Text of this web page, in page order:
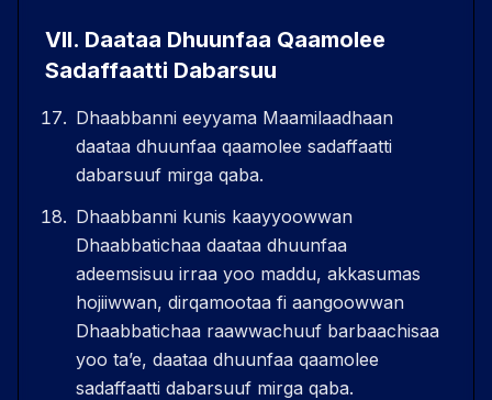
VII. Daataa Dhuunfaa Qaamolee
Sadaffaatti Dabarsuu
Dhaabbanni eeyyama Maamilaadhaan
daataa dhuunfaa qaamolee sadaffaatti
dabarsuuf mirga qaba.
Dhaabbanni kunis kaayyoowwan
Dhaabbatichaa daataa dhuunfaa
adeemsisuu irraa yoo maddu, akkasumas
hojiiwwan, dirqamootaa fi aangoowwan
Dhaabbatichaa raawwachuuf barbaachisaa
yoo taʼe, daataa dhuunfaa qaamolee
sadaffaatti dabarsuuf mirga qaba.